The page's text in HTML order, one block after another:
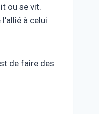
ou se vit.
à celui
de faire des